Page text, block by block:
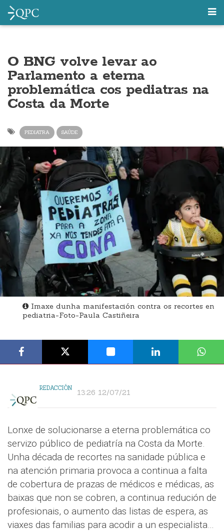
O BNG volve levar ao
Parlamento a eterna
problemática cos pediatras na
Costa da Morte
PEDIATRA SAÚDE
Imaxe dunha manifestación contra os recortes en
pediatria-Foto-Paula Castiñeira
REDACCIÓN 13:26 12/07/21
Lonxe de solucionarse a eterna problemática co
servizo público de pediatría na Costa da Morte.
Unha década de recortes na sanidade pública e
na atención primaria provoca a continua a falta
de cobertura de prazas de médicos e médicas, as
baixas que non se cobren, a continua redución de
profesionais, o aumento das listas de espera, as
viaxes das familias para acodir a un especialista…